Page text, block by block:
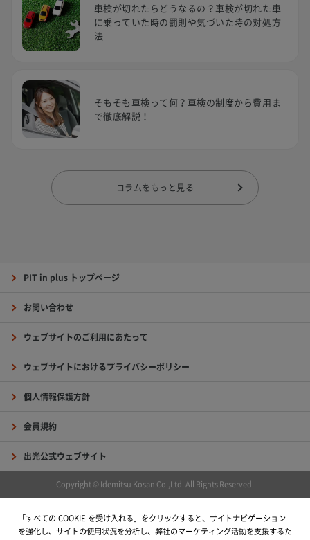
車検が切れたらどうなるの？車検が切れた車
に乗っていた時の罰則や気づいた時の対処方
法
そもそも車検って何？車検の制度から費用ま
で徹底解説！
コラムをもっと見る
PIT in plus トップページ
お問い合わせ
ウェブサイトのご利用にあたって
ウェブサイトにおけるプライバシーポリシー
個人情報保護方針
会員規約
出光公式ウェブサイト
Copyright © Idemitsu Kosan Co.,Ltd. All Rights Reserved.
「すべての COOKIE を受け入れる」をクリックすると、サイトナビゲーション
を強化し、サイトの使用状況を分析し、弊社のマーケティング活動を支援するた